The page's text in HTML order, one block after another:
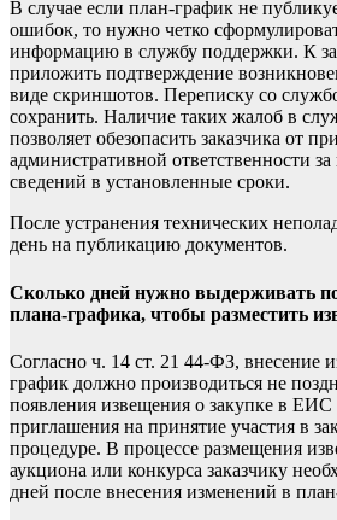
В случае если план-график не
ошибок, то нужно четко
информацию в службу поддержки. К
приложить подтверждение
виде скриншотов. Переписку со
сохранить. Наличие таких жалоб в
позволяет обезопасить заказчика от
административной ответственности
сведений в установленные сроки.
После устранения технических
день на публикацию документов.
Сколько дней нужно выдерживать
плана-графика, чтобы разместить
Согласно ч. 14 ст. 21 44-ФЗ, внесение
график должно производиться не
появления извещения о закупке в ЕИС
приглашения на принятие участия в
процедуре. В процессе размещения
аукциона или конкурса заказчику
дней после внесения изменений в